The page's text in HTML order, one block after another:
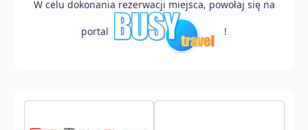
W celu dokonania rezerwacji miejsca, powołaj się na
portal !